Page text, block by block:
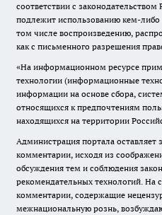
соответствии с
подлежит использованию кем-
том числе воспроизведению,
как с письменного разрешения
«На информационном ресурсе
технологии (информационные
информации на основе сбора,
относящихся к предпочтениям
находящихся на территории
Администрация портала оставляет
комментарии, исходя из
обсуждения тем и соблюдения
рекомендательных технологий. На
комментарии, содержащие
межнациональную рознь,